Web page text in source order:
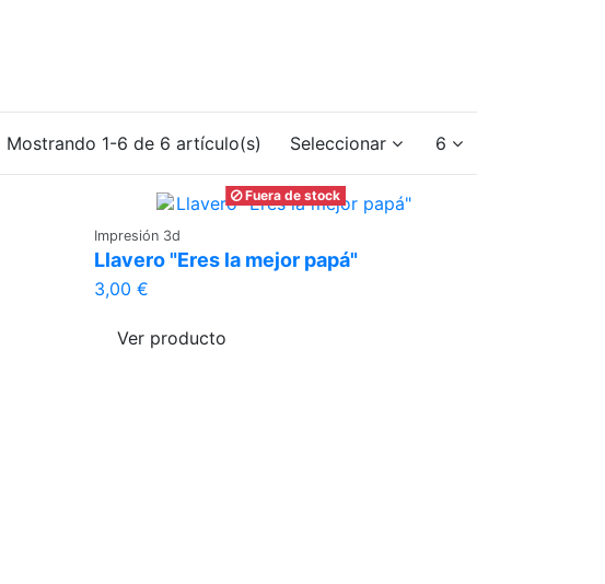
Mostrando 1-6 de 6 artículo(s) Seleccionar 6
Fuera de stock
Impresión 3d
Llavero "Eres la mejor papá"
3,00 €
Ver producto